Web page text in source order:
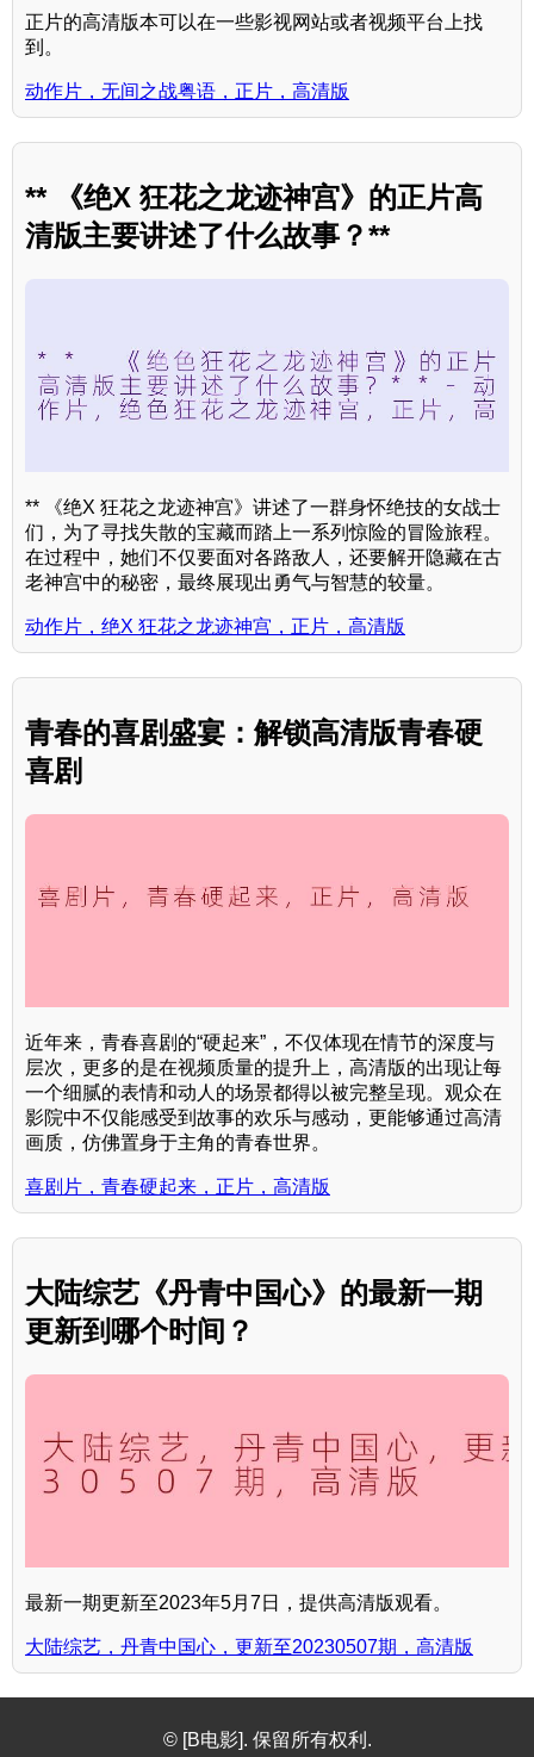
正片的高清版本可以在一些影视网站或者视频平台上找
到。
动作片，无间之战粤语，正片，高清版
** 《绝X 狂花之龙迹神宫》的正片高
清版主要讲述了什么故事？**
** 《绝X 狂花之龙迹神宫》讲述了一群身怀绝技的女战士
们，为了寻找失散的宝藏而踏上一系列惊险的冒险旅程。
在过程中，她们不仅要面对各路敌人，还要解开隐藏在古
老神宫中的秘密，最终展现出勇气与智慧的较量。
动作片，绝X 狂花之龙迹神宫，正片，高清版
青春的喜剧盛宴：解锁高清版青春硬
喜剧
近年来，青春喜剧的“硬起来”，不仅体现在情节的深度与
层次，更多的是在视频质量的提升上，高清版的出现让每
一个细腻的表情和动人的场景都得以被完整呈现。观众在
影院中不仅能感受到故事的欢乐与感动，更能够通过高清
画质，仿佛置身于主角的青春世界。
喜剧片，青春硬起来，正片，高清版
大陆综艺《丹青中国心》的最新一期
更新到哪个时间？
最新一期更新至2023年5月7日，提供高清版观看。
大陆综艺，丹青中国心，更新至20230507期，高清版
© [B电影]. 保留所有权利.